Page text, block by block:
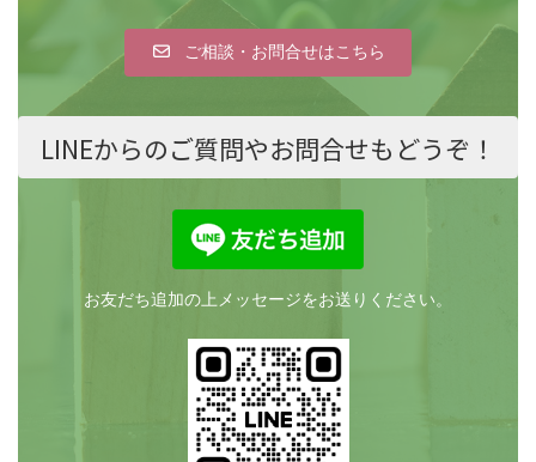
ご相談・お問合せはこちら
LINEからのご質問やお問合せもどうぞ！
お友だち追加の上メッセージをお送りください。